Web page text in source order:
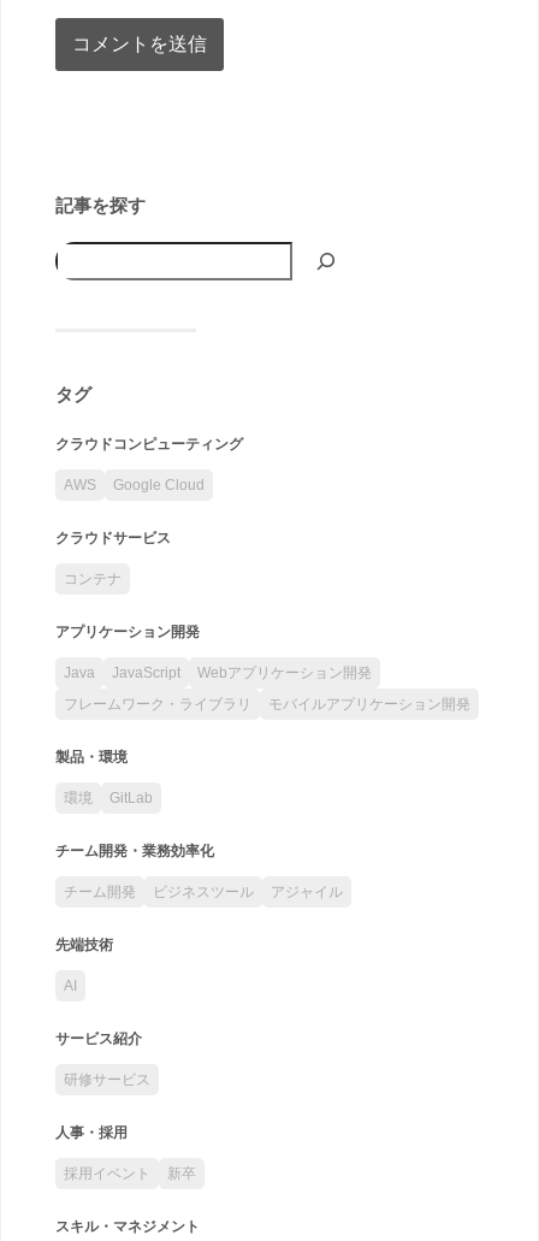
記事を探す
タグ
クラウドコンピューティング
AWS Google Cloud
クラウドサービス
コンテナ
アプリケーション開発
Java JavaScript
Webアプリケーション開発
フレームワーク・ライブラリ
モバイルアプリケーション開発
製品・環境
環境 GitLab
チーム開発・業務効率化
チーム開発 ビジネスツール アジャイル
先端技術
AI
サービス紹介
研修サービス
人事・採用
採用イベント 新卒
スキル・マネジメント